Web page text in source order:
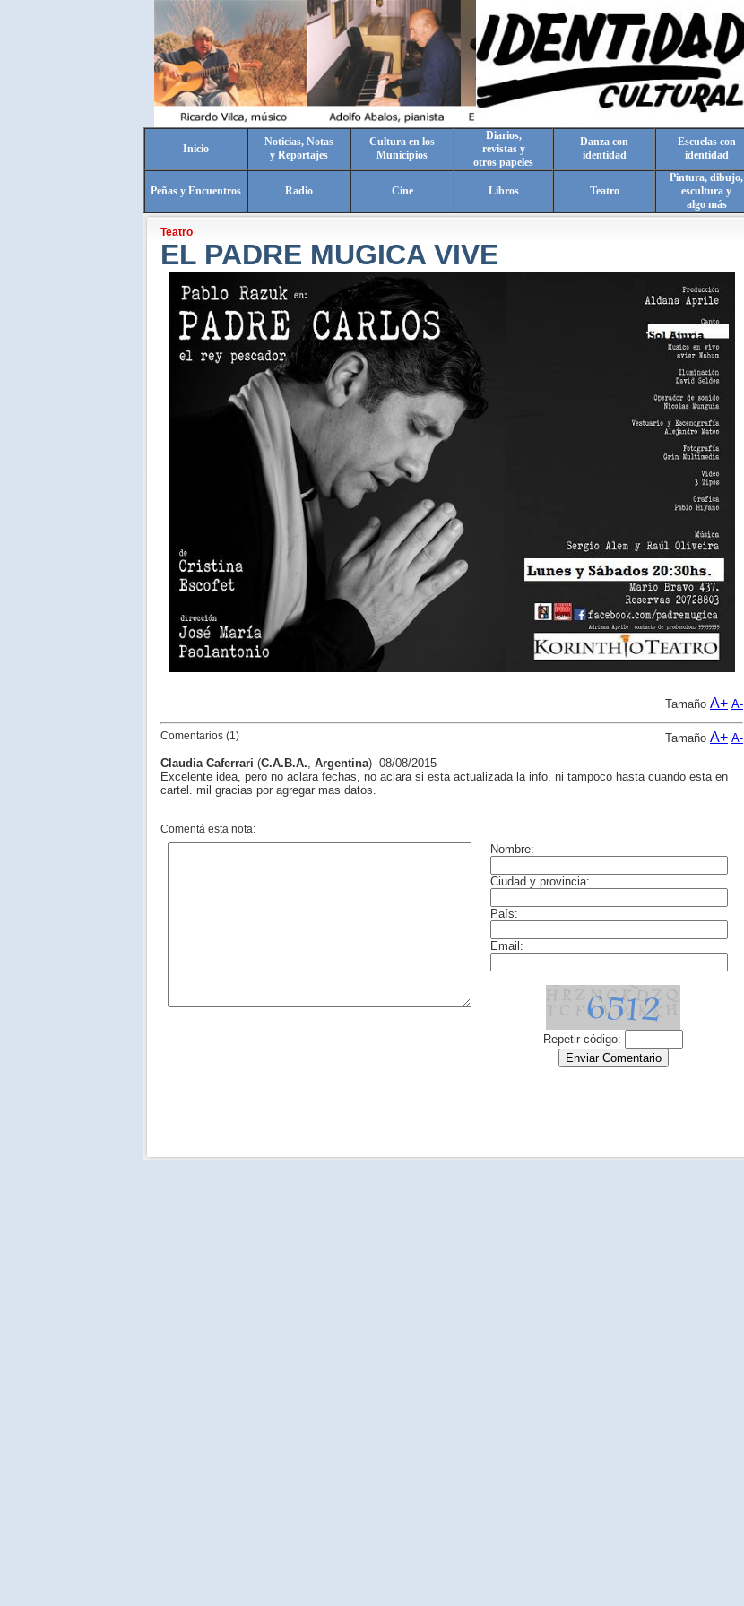
Inicio
Noticias, Notas
y Reportajes
Cultura en los
Municipios
Diarios,
revistas y
otros papeles
Danza con
identidad
Escuelas con
identidad
Peñas y Encuentros Radio Cine Libros Teatro
Pintura, dibujo,
escultura y
algo más
Teatro
EL PADRE MUGICA VIVE
Tamaño A+ A-
Comentarios (1) Tamaño A+ A-
Claudia Caferrari (C.A.B.A., Argentina)- 08/08/2015
Excelente idea, pero no aclara fechas, no aclara si esta actualizada la info. ni tampoco hasta cuando esta en
cartel. mil gracias por agregar mas datos.
Comentá esta nota: